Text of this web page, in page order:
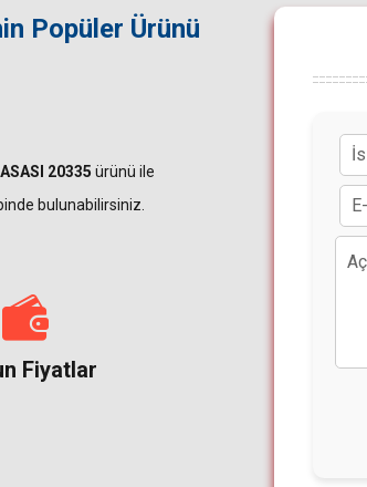
Popüler Ürünü
20335 ürünü ile
bulunabilirsiniz.
Fiyatlar